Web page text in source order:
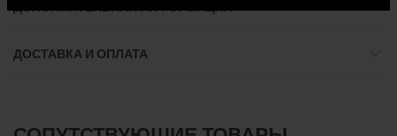
ДОПОЛНИТЕЛЬНАЯ ИНФОРМАЦИЯ
ДОСТАВКА И ОПЛАТА